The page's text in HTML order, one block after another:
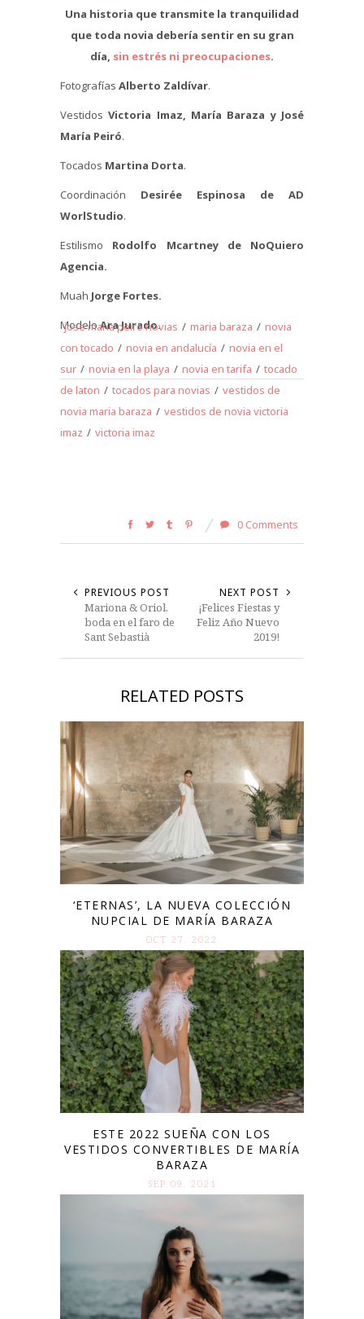
Una historia que transmite la tranquilidad
que toda novia debería sentir en su gran
día, sin estrés ni preocupaciones.
Fotografías Alberto Zaldívar.
VestidosVictoria Imaz, María Baraza y José
María Peiró.
Tocados Martina Dorta.
Coordinación Desirée Espinosa de AD
WorlStudio.
Estilismo Rodolfo Mcartney de NoQuiero
Agencia.
Muah Jorge Fortes.
ModeloAra Jurado.
jose maria peiro novias / maria baraza / novia
con tocado / novia en andalucía / novia en el
sur / novia en la playa / novia en tarifa / tocado
de laton / tocados para novias / vestidos de
novia maria baraza / vestidos de novia victoria
imaz / victoria imaz
0 Comments
PREVIOUS POST
Mariona & Oriol,
boda en el faro de
Sant Sebastià
NEXT POST
¡Felices Fiestas y
Feliz Año Nuevo
2019!
RELATED POSTS
‘ETERNAS’, LA NUEVA COLECCIÓN
NUPCIAL DE MARÍA BARAZA
OCT 27. 2022
ESTE 2022 SUEÑA CON LOS
VESTIDOS CONVERTIBLES DE MARÍA
BARAZA
SEP 09. 2021